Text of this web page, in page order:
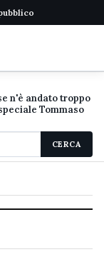
n'è andato troppo
Tommaso
CERCA